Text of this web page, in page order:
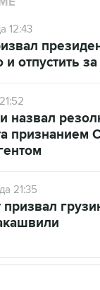
12:43
отпустить
назвал
признанием
21:35